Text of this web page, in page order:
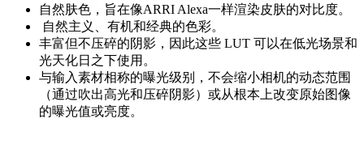
自然肤色，旨在像ARRI Alexa一样渲染皮肤的对比度。
自然主义、有机和经典的色彩。
丰富但不压碎的阴影，因此这些 LUT 可以在低光场景和
光天化日之下使用。
与输入素材相称的曝光级别，不会缩小相机的动态范围
（通过吹出高光和压碎阴影）或从根本上改变原始图像
的曝光值或亮度。